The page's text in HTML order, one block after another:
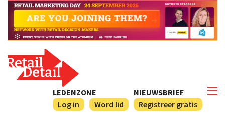
NIEUWSBRIEF
Registreer gratis
LEDENZONE
Log in
Word lid